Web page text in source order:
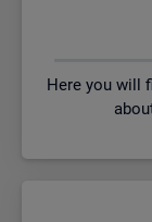
Here you will